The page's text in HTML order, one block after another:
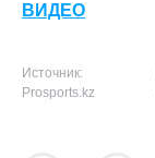
ВИДЕО
Источник:
Prosports.kz